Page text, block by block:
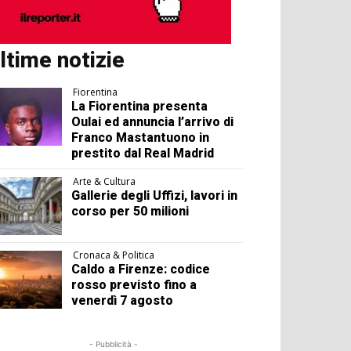
notizie
Fiorentina
La Fiorentina presenta
Oulai ed annuncia l’arrivo di
Franco Mastantuono in
prestito dal Real Madrid
Arte & Cultura
Gallerie degli Uffizi, lavori in
corso per 50 milioni
Cronaca & Politica
Caldo a Firenze: codice
rosso previsto fino a
venerdì 7 agosto
- Pubblicità -